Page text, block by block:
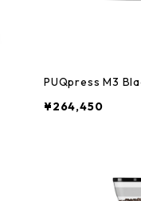
PUQpress M3
¥264,450